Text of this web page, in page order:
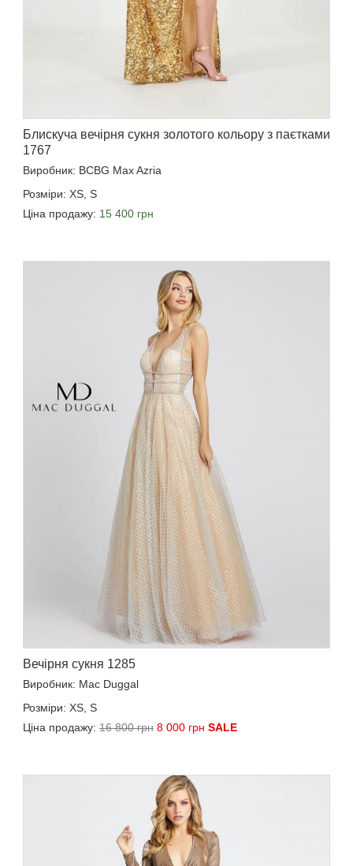
Блискуча вечірня сукня золотого кольору з паєтками
1767
Виробник: BCBG Max Azria
Розміри: XS, S
Ціна продажу: 15 400 грн
Вечірня сукня 1285
Виробник: Mac Duggal
Розміри: XS, S
Ціна продажу: 16 800 грн 8 000 грн SALE